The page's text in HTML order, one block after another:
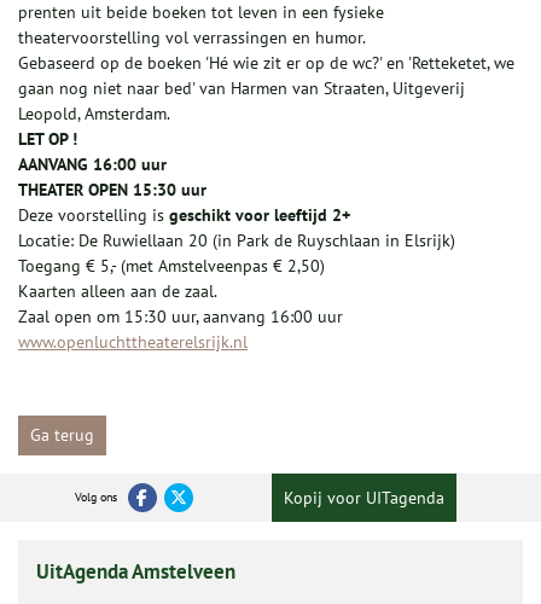
prenten uit beide boeken tot leven in een fysieke
theatervoorstelling vol verrassingen en humor.
Gebaseerd op de boeken 'Hé wie zit er op de wc?' en 'Retteketet, we
gaan nog niet naar bed' van Harmen van Straaten, Uitgeverij
Leopold, Amsterdam.
LET OP !
AANVANG 16:00 uur
THEATER OPEN 15:30 uur
Deze voorstelling is geschikt voor leeftijd 2+
Locatie: De Ruwiellaan 20 (in Park de Ruyschlaan in Elsrijk)
Toegang € 5,- (met Amstelveenpas € 2,50)
Kaarten alleen aan de zaal.
Zaal open om 15:30 uur, aanvang 16:00 uur
www.openluchttheaterelsrijk.nl
Ga terug
Volg ons Kopij voor UITagenda
UitAgenda Amstelveen